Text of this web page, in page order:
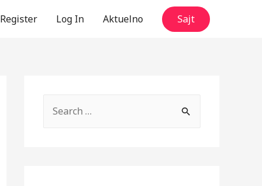
Register Log In Aktuelno Sajt